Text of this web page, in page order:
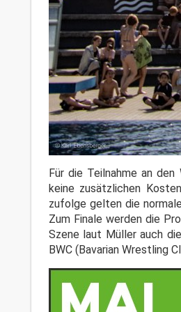
Für die Teilnahme an
keine zusätzlichen
zufolge gelten die
Zum Finale werden die
Szene laut Müller auch
BWC (Bavarian Wrestling